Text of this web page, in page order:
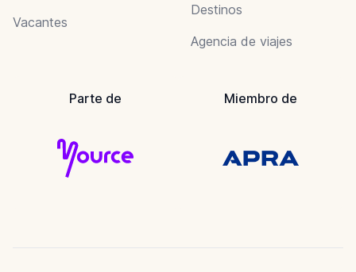
Vacantes
Destinos
Agencia de viajes
Parte de Miembro de